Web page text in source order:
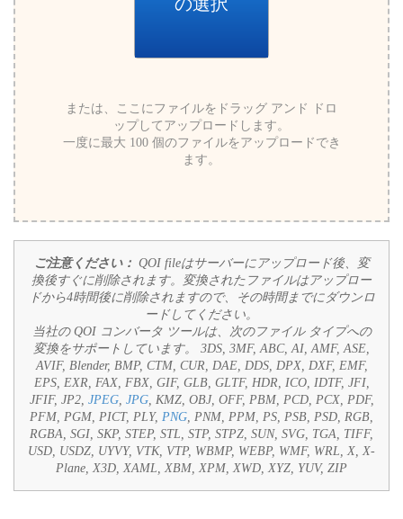
または、ここにファイルをドラッグ アンド ドロ
ップしてアップロードします。
一度に最大 100 個のファイルをアップロードでき
ます。
ご注意ください： QOI fileはサーバーにアップロード後、変
換後すぐに削除されます。変換されたファイルはアップロー
ドから4時間後に削除されますので、その時間までにダウンロ
ードしてください。
当社の QOI コンバータ ツールは、次のファイル タイプへの
変換をサポートしています。 3DS, 3MF, ABC, AI, AMF, ASE,
AVIF, Blender, BMP, CTM, CUR, DAE, DDS, DPX, DXF, EMF,
EPS, EXR, FAX, FBX, GIF, GLB, GLTF, HDR, ICO, IDTF, JFI,
JFIF, JP2, JPEG, JPG, KMZ, OBJ, OFF, PBM, PCD, PCX, PDF,
PFM, PGM, PICT, PLY, PNG, PNM, PPM, PS, PSB, PSD, RGB,
RGBA, SGI, SKP, STEP, STL, STP, STPZ, SUN, SVG, TGA, TIFF,
USD, USDZ, UYVY, VTK, VTP, WBMP, WEBP, WMF, WRL, X, X-
Plane, X3D, XAML, XBM, XPM, XWD, XYZ, YUV, ZIP